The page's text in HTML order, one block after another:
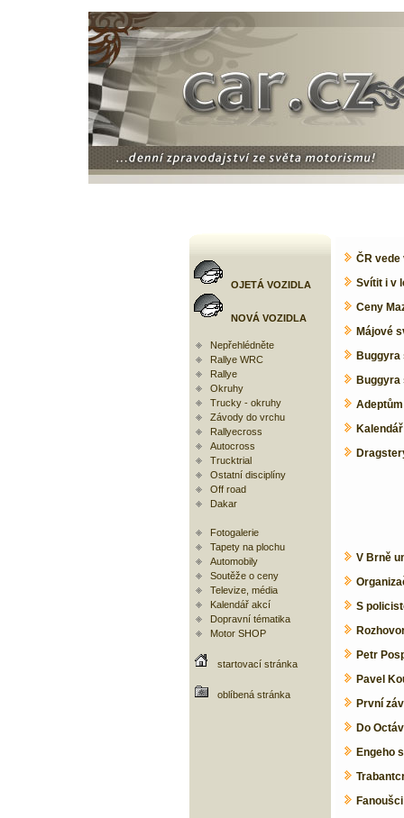
OJETÁ VOZIDLA
NOVÁ VOZIDLA
Nepřehlédněte
Rallye WRC
Rallye
Okruhy
Trucky - okruhy
Závody do vrchu
Rallyecross
Autocross
Trucktrial
Ostatní disciplíny
Off road
Dakar
Fotogalerie
Tapety na plochu
Automobily
Soutěže o ceny
Televize, média
Kalendář akcí
Dopravní tématika
Motor SHOP
startovací stránka
oblíbená stránka
ČR vede
Svítit i v
Ceny
Májové
Buggyra
V Brně
S
Petr
Pavel
První
Do
Engeho